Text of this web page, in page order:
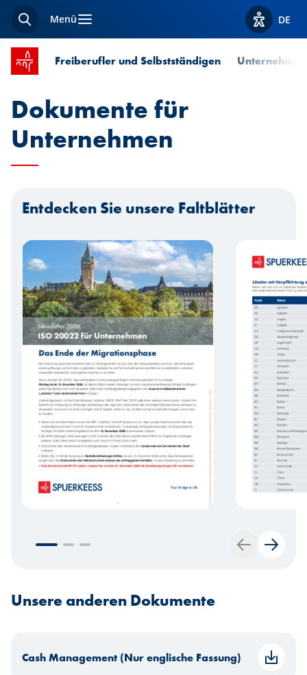
SucheMenü Optionen
DE
Startseite SPUERKEESS
Freiberufler und Selbstständigen Unternehmen
Dokumente für
Unternehmen
Entdecken Sie unsere Faltblätter
ZurückWeiter
Taille du fichier:
Herunterladen ISO20022, PDF 2,43 MB
Taille du fichier:
Unsere anderen Dokumente
Cash Management (Nur englische Fassung)